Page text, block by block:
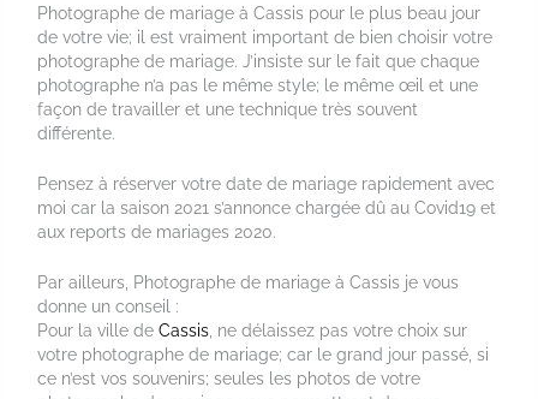
Photographe de mariage à Cassis pour le plus beau jour
de votre vie; il est vraiment important de bien choisir votre
photographe de mariage. J’insiste sur le fait que chaque
photographe n’a pas le même style; le même œil et une
façon de travailler et une technique très souvent
différente.
Pensez à réserver votre date de mariage rapidement avec
moi car la saison 2021 s’annonce chargée dû au Covid19 et
aux reports de mariages 2020.
Par ailleurs, Photographe de mariage à Cassis je vous
donne un conseil :
Pour la ville deCassis , ne délaissez pas votre choix sur
votre photographe de mariage; car le grand jour passé, si
ce n’est vos souvenirs; seules les photos de votre